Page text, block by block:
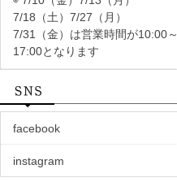
7/18（土）7/27（月）
7/31（金）は営業時間が10:00～
17:00となります
facebook
instagram